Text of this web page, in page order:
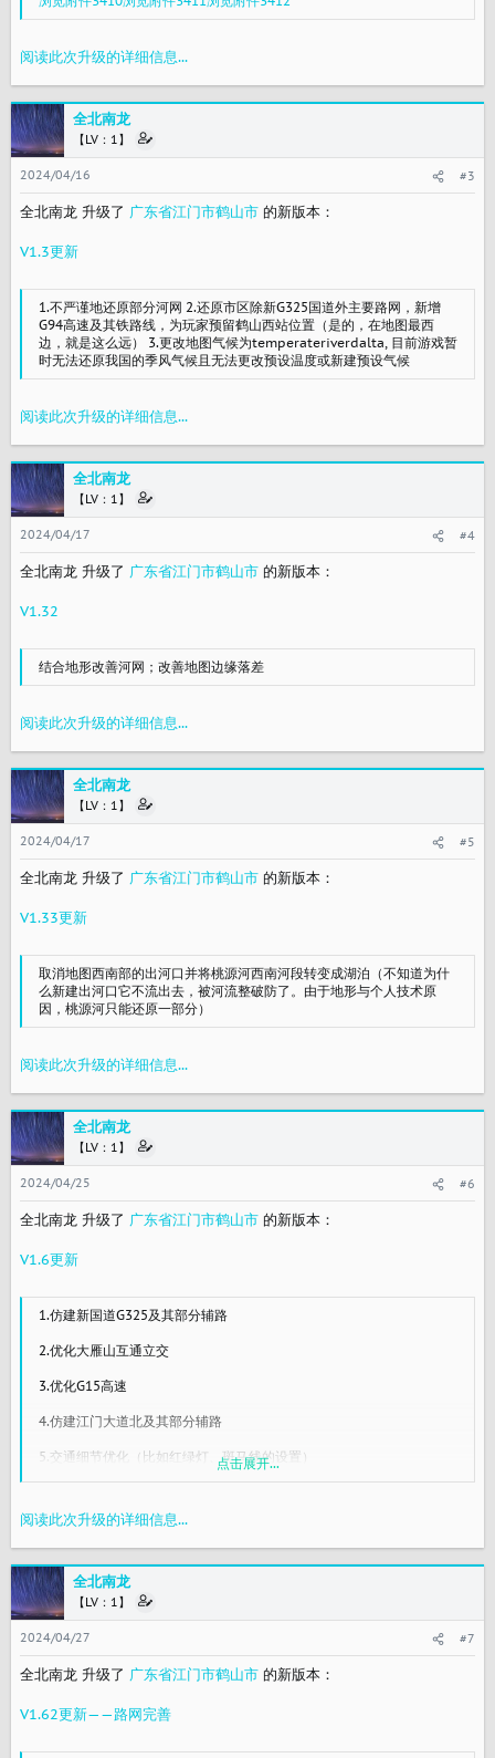
阅读此次升级的详细信息...
全北南龙
【LV：1】
2024/04/16 #3
全北南龙 升级了 广东省江门市鹤山市 的新版本：
V1.3更新
1.不严谨地还原部分河网 2.还原市区除新G325国道外主要路网，新增
G94高速及其铁路线，为玩家预留鹤山西站位置（是的，在地图最西
边，就是这么远） 3.更改地图气候为temperateriverdalta, 目前游戏暂
时无法还原我国的季风气候且无法更改预设温度或新建预设气候
阅读此次升级的详细信息...
全北南龙
【LV：1】
2024/04/17 #4
全北南龙 升级了 广东省江门市鹤山市 的新版本：
V1.32
结合地形改善河网；改善地图边缘落差
阅读此次升级的详细信息...
全北南龙
【LV：1】
2024/04/17 #5
全北南龙 升级了 广东省江门市鹤山市 的新版本：
V1.33更新
取消地图西南部的出河口并将桃源河西南河段转变成湖泊（不知道为什
么新建出河口它不流出去，被河流整破防了。由于地形与个人技术原
因，桃源河只能还原一部分）
阅读此次升级的详细信息...
全北南龙
【LV：1】
2024/04/25 #6
全北南龙 升级了 广东省江门市鹤山市 的新版本：
V1.6更新
1.仿建新国道G325及其部分辅路
2.优化大雁山互通立交
3.优化G15高速
4.仿建江门大道北及其部分辅路
5.交通细节优化（比如红绿灯、斑马线的设置）
点击展开...
阅读此次升级的详细信息...
全北南龙
【LV：1】
2024/04/27 #7
全北南龙 升级了 广东省江门市鹤山市 的新版本：
V1.62更新——路网完善